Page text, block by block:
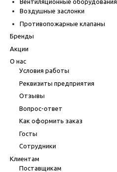
Вентиляционные оборудования
Воздушные заслонки
Противопожарные клапаны
Бренды
Акции
О нас
Условия работы
Реквизиты предприятия
Отзывы
Вопрос-ответ
Как оформить заказ
Госты
Сотрудники
Клиентам
Поставщикам